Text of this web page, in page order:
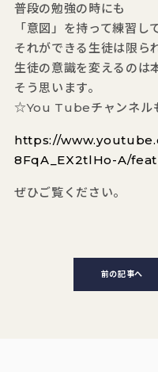
普段の勉強の時にも
「意図」を持って練習し
それができる生徒は限ら
生徒の意識を変えるのは
そう思います。
☆You Tubeチャンネル
https://
8FqA_EX2tlHo-A/
ぜひご覧ください。
前の記事へ